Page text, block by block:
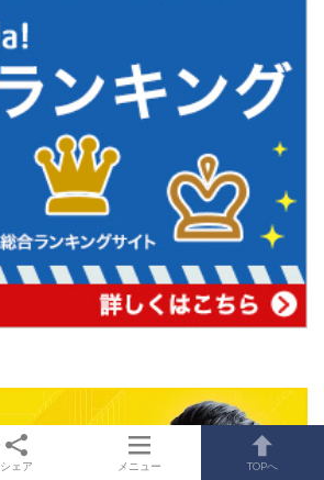
シェア メニュー TOPへ